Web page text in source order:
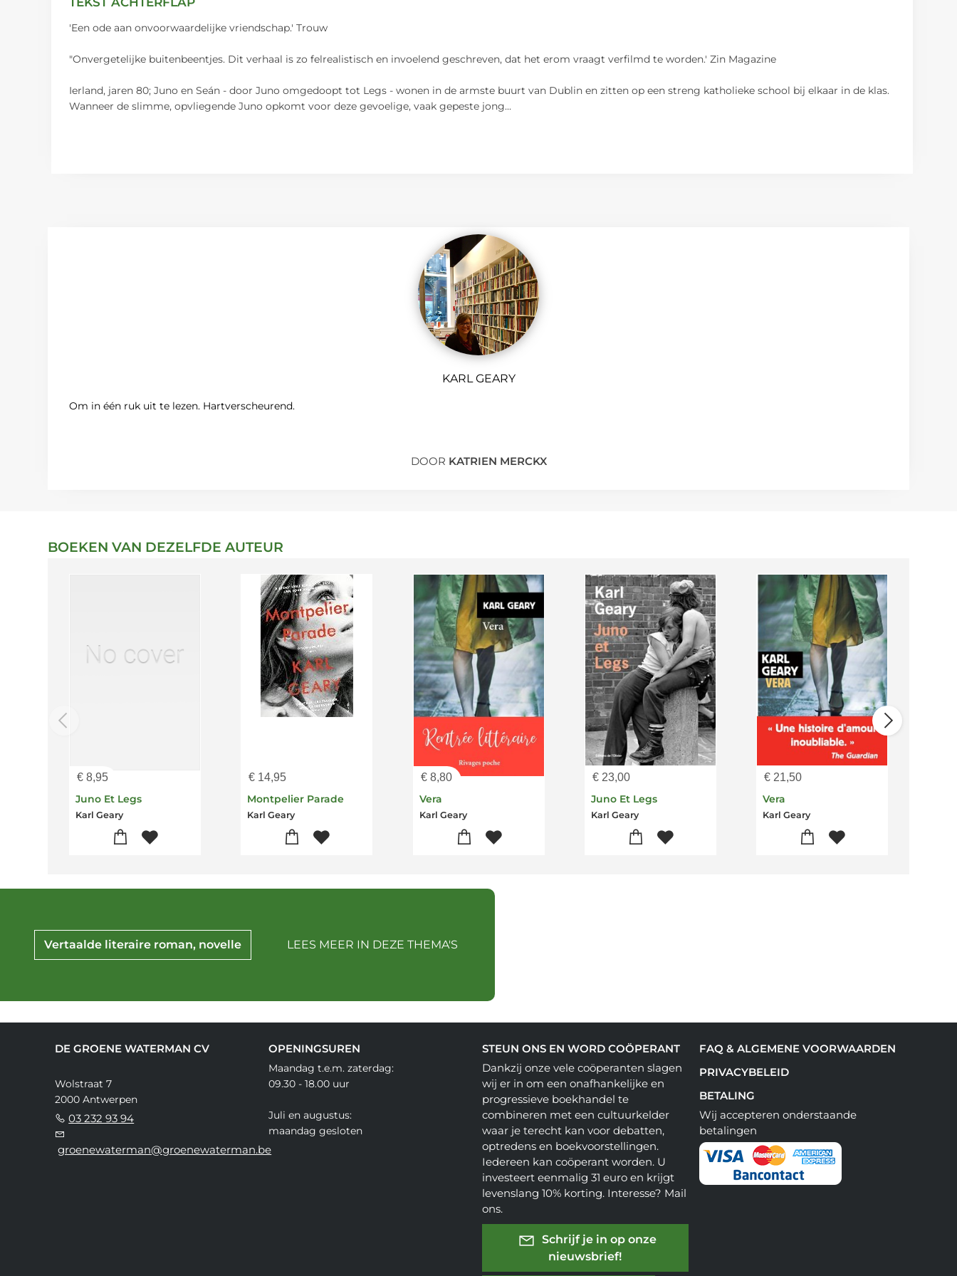
'Een ode aan onvoorwaardelijke vriendschap.' Trouw
"Onvergetelijke buitenbeentjes. Dit verhaal is zo felrealistisch en invoelend geschreven, dat het erom vraagt verfilmd te worden.' Zin Magazine
Ierland, jaren 80; Juno en Seán - door Juno omgedoopt tot Legs - wonen in de armste buurt van Dublin en zitten op een streng katholieke school bij elkaar in de klas.
Wanneer de slimme, opvliegende Juno opkomt voor deze gevoelige, vaak gepeste jong...
KARL GEARY
Om in één ruk uit te lezen. Hartverscheurend.
DOOR KATRIEN MERCKX
BOEKEN VAN DEZELFDE AUTEUR
€ 8,95
Juno Et Legs
Karl Geary
€ 14,95
Montpelier Parade
Karl Geary
€8,80
Vera
Karl Geary
€23,00
Juno Et Legs
Karl Geary
€ 21,50
Vera
Karl Geary
Vertaalde literaire roman, novelle LEES MEER IN DEZE THEMA'S
DE GROENE WATERMAN CV
Wolstraat 7
2000 Antwerpen
03 232 93 94
groenewaterman@groenewaterman.be
OPENINGSUREN
Maandag t.e.m. zaterdag:
09.30 - 18.00 uur
Juli en augustus:
maandag gesloten
STEUN ONS EN WORD COÖPERANT
Dankzij onze vele coöperanten slagen
wij er in om een onafhankelijke en
progressieve boekhandel te
combineren met een cultuurkelder
waar je terecht kan voor debatten,
optredens en boekvoorstellingen.
Iedereen kan coöperant worden. U
investeert eenmalig 31 euro en krijgt
levenslang 10% korting. Interesse? Mail
ons.
Schrijf je in op onze
nieuwsbrief!
FAQ & ALGEMENE VOORWAARDEN
PRIVACYBELEID
BETALING
Wij accepteren onderstaande
betalingen